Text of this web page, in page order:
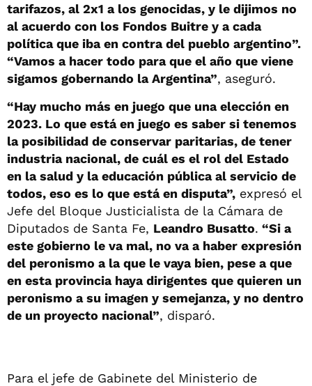
tarifazos, al 2x1 a los genocidas, y le dijimos no
al acuerdo con los Fondos Buitre y a cada
política que iba en contra del pueblo argentino”.
“Vamos a hacer todo para que el año que viene
sigamos gobernando la Argentina”, aseguró.
“Hay mucho más en juego que una elección en
2023. Lo que está en juego es saber si tenemos
la posibilidad de conservar paritarias, de tener
industria nacional, de cuál es el rol del Estado
en la salud y la educación pública al servicio de
todos, eso es lo que está en disputa”, expresó el
Jefe del Bloque Justicialista de la Cámara de
Diputados de Santa Fe, Leandro Busatto. “Si a
este gobierno le va mal, no va a haber expresión
del peronismo a la que le vaya bien, pese a que
en esta provincia haya dirigentes que quieren un
peronismo a su imagen y semejanza, y no dentro
de un proyecto nacional”, disparó.
Para el jefe de Gabinete del Ministerio de